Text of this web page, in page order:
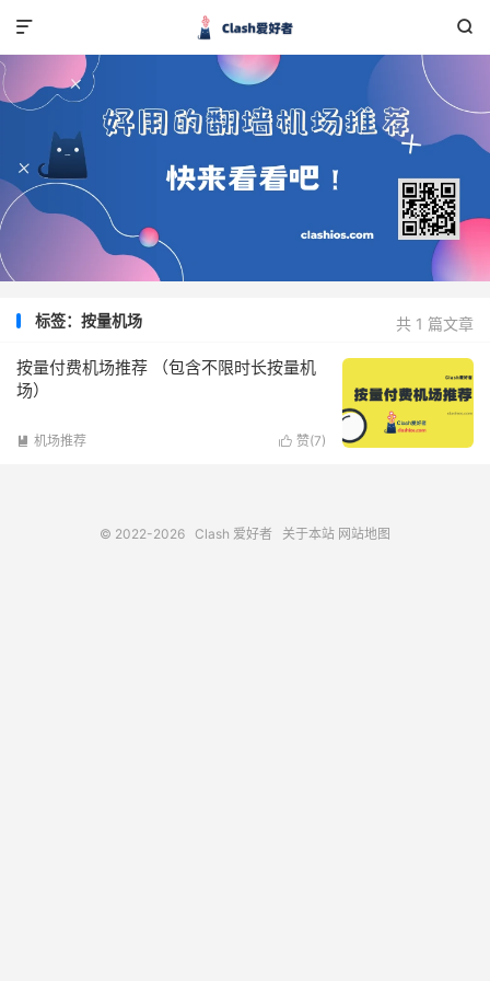


共 1 篇文章
标签：按量机场
按量付费机场推荐 （包含不限时长按量机
场）
 赞(7)
 机场推荐
© 2022-2026 Clash 爱好者 关于本站 网站地图